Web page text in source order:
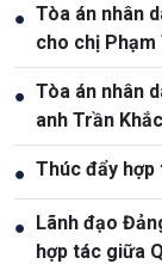
● Tòa án nhân
cho chị Phạm
● Tòa án nhân
anh Trần
● Thúc đẩy hợp
● Lãnh đạo
hợp tác giữa